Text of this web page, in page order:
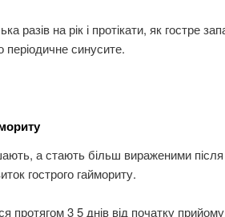
разів на рік і протікати, як гостре
синусите.
а стають більш вираженими після
гострого гаймориту.
протягом 3 5 днів від початку прийому